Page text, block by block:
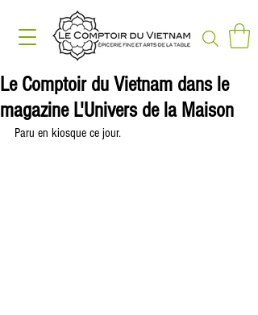
Le Comptoir du Vietnam dans le
magazine L'Univers de la Maison
Paru en kiosque ce jour.